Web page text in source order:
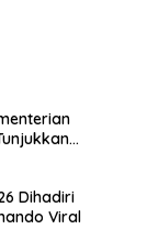
Dihadiri
Viral